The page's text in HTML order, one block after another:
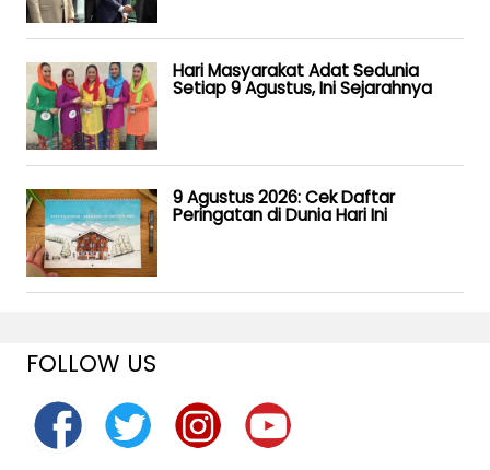
Hari Masyarakat Adat Sedunia
Setiap 9 Agustus, Ini Sejarahnya
9 Agustus 2026: Cek Daftar
Peringatan di Dunia Hari Ini
FOLLOW US